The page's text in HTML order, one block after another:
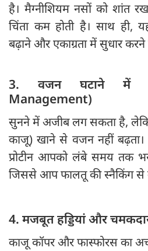
है। मैग्नीशियम नसों को शांत
चिंता कम होती है। साथ ही,
बढ़ाने और एकाग्रता में सुधार
3. वजन घटाने में
Management)
सुनने में अजीब लग सकता है,
काजू) खाने से वजन नहीं
प्रोटीन आपको लंबे समय तक
जिससे आप फालतू की स्नैकिंग से
4. मजबूत हड्डियां और
काजू कॉपर और फास्फोरस का